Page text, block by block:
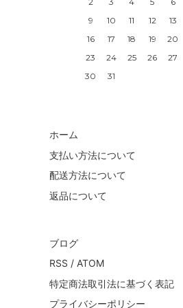
9
10 11 12 13
16
17 18 19 20
23
24 25 26 27
30
31
ホーム
支払い方法について
配送方法について
返品について
ブログ
RSS / ATOM
特定商法取引法に基づく表記
プライバシーポリシー